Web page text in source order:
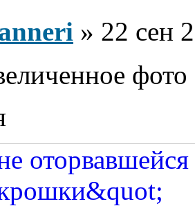
» 22 сен
фото